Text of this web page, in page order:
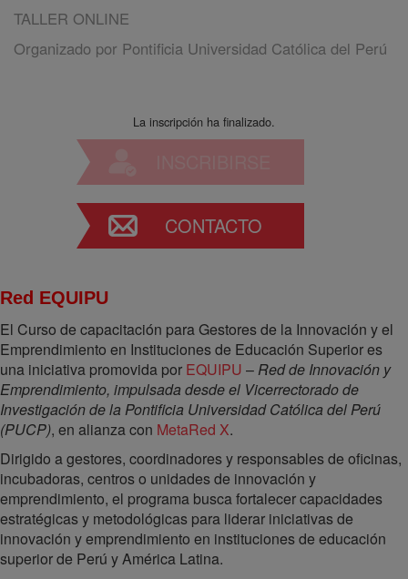
TALLER ONLINE
Organizado por Pontificia Universidad Católica del Perú
La inscripción ha finalizado.
CONTACTO
Red EQUIPU
El Curso de capacitación para Gestores de la Innovación y el
Emprendimiento en Instituciones de Educación Superior es
una iniciativa promovida por EQUIPU – Red de Innovación y
Emprendimiento, impulsada desde el Vicerrectorado de
Investigación de la Pontificia Universidad Católica del Perú
(PUCP), en alianza con MetaRed X.
Dirigido a gestores, coordinadores y responsables de oficinas,
incubadoras, centros o unidades de innovación y
emprendimiento, el programa busca fortalecer capacidades
estratégicas y metodológicas para liderar iniciativas de
innovación y emprendimiento en instituciones de educación
superior de Perú y América Latina.